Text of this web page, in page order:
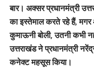
बार। अक्सर प्रधानमंत्री
का इस्तेमाल करते रहे हैं,
कुमाऊनी बोली, उतनी कभी
उत्तराखंड ने प्रधानमंत्री
कनेक्ट महसूस किया।